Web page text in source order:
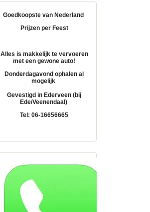
Goedkoopste van Nederland
Prijzen per Feest
Alles is makkelijk te vervoeren
met een gewone auto!
Donderdagavond ophalen al
mogelijk
Gevestigd in Ederveen (bij
Ede/Veenendaal)
Tel: 06-16656665